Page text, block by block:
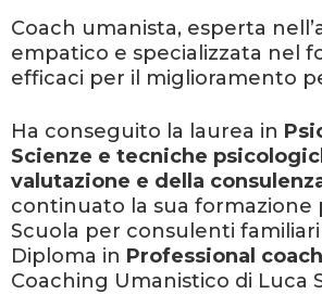
Coach umanista, esperta
empatico e specializzata nel
efficaci per il miglioramento
Ha conseguito la laurea in
Scienze e tecniche
valutazione e della
continuato la sua formazione
Scuola per consulenti
Diploma in Professional coach
Coaching Umanistico di Luca